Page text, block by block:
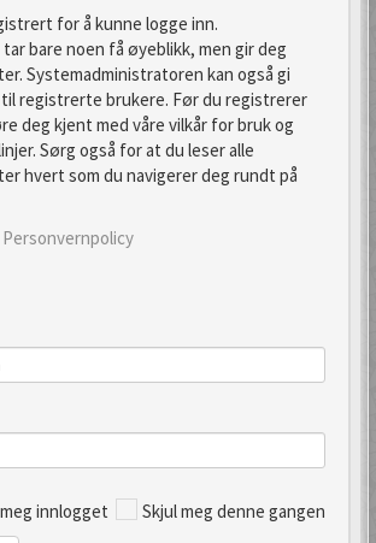
for å kunne logge inn.
bare noen få øyeblikk, men gir deg
Systemadministratoren kan også gi
registrerte brukere. Før du registrerer
deg kjent med våre vilkår for bruk og
Sørg også for at du leser alle
hvert som du navigerer deg rundt på
Personvernpolicy
innlogget Skjul meg denne gangen